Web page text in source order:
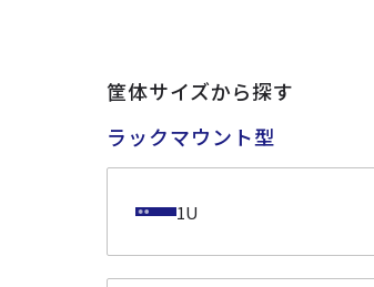
筐体サイズから探す
ラックマウント型
1U